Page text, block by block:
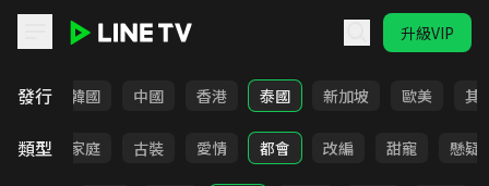
升級VIP
發行
日本 韓國 中國 香港 泰國 新加坡 歐美 其
類型
校園 家庭 古裝 愛情 都會 改編 甜寵 懸疑